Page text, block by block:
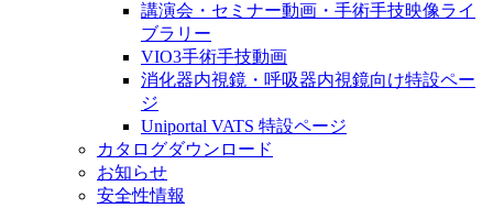
講演会・セミナー動画・手術手技映像ライ
ブラリー
VIO3手術手技動画
消化器内視鏡・呼吸器内視鏡向け特設ペー
ジ
Uniportal VATS 特設ページ
カタログダウンロード
お知らせ
安全性情報